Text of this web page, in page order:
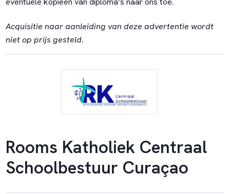
Acquisitie naar aanleiding van deze advertentie wordt
niet op prijs gesteld.
Rooms Katholiek Centraal
Schoolbestuur Curaçao